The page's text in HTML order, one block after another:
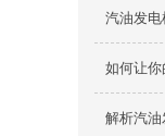
汽油发
如何让
解析汽油